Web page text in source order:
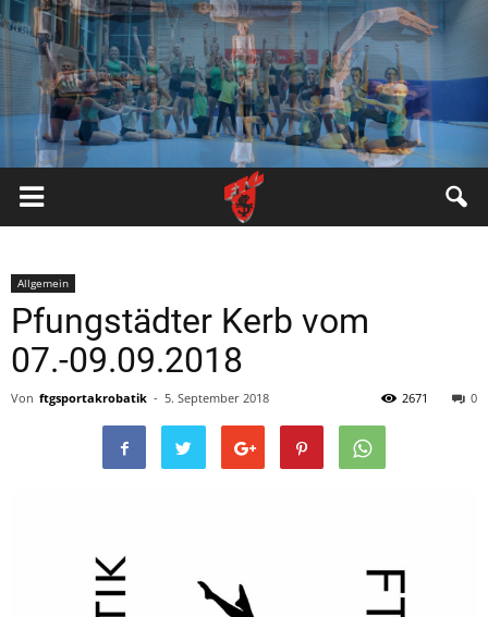
FTG
Allgemein
Pfungstädter Kerb vom
07.-09.09.2018
Von ftgsportakrobatik - 5. September 2018 0
2671